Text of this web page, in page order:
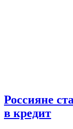
Россияне
в кредит